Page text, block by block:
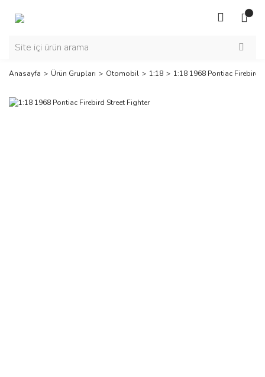
Anasayfa Ürün Grupları Otomobil 1:18 1:18 1968 Pontiac Firebird